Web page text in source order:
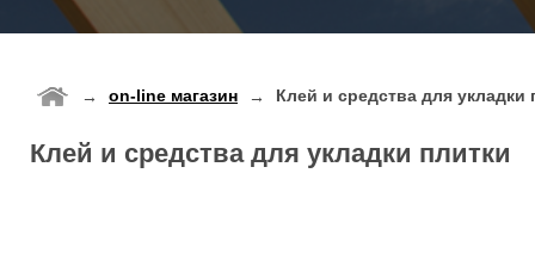
→ on-line магазин → Клей и средства для укладки
Клей и средства для укладки плитки